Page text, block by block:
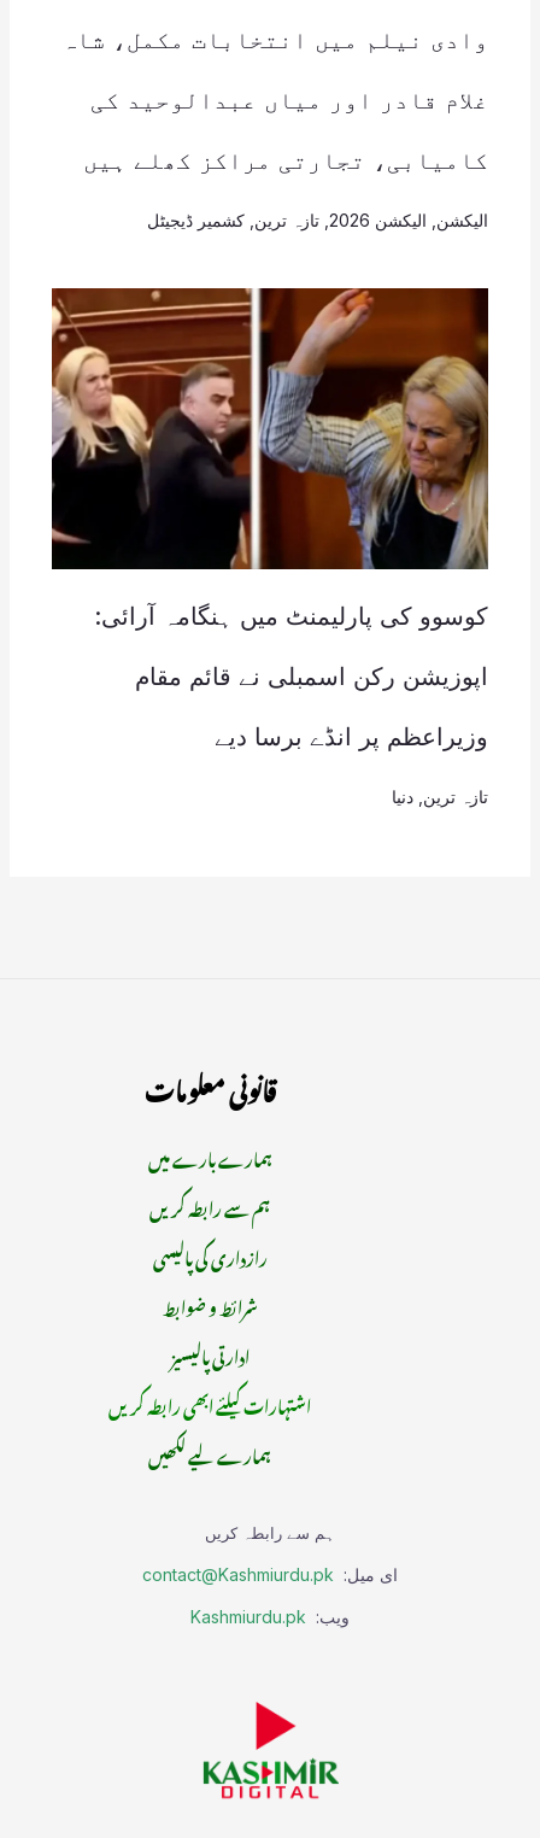
وادی نیلم میں انتخابات مکمل، شاہ
غلام قادر اور میاں عبدالوحید کی
کامیابی، تجارتی مراکز کھلے ہیں
الیکشن الیکشن 2026 , تازہ ترین کشمیر ڈیجیٹل
کوسوو کی پارلیمنٹ میں ہنگامہ آرائی:
اپوزیشن رکن اسمبلی نے قائم مقام
وزیراعظم پر انڈے برسا دیے
تازہ ترین دنیا
قانونی معلومات
ہمارے بارے میں
ہم سے رابطہ کریں
رازداری کی پالیسی
شرائط و ضوابط
ادارتی پالیسیز
اشتہارات کیلئے ابھی رابطہ کریں
ہمارے لیے لکھیں
ہم سے رابطہ کریں
ای میل: contact@Kashmiurdu.pk
ویب: Kashmiurdu.pk